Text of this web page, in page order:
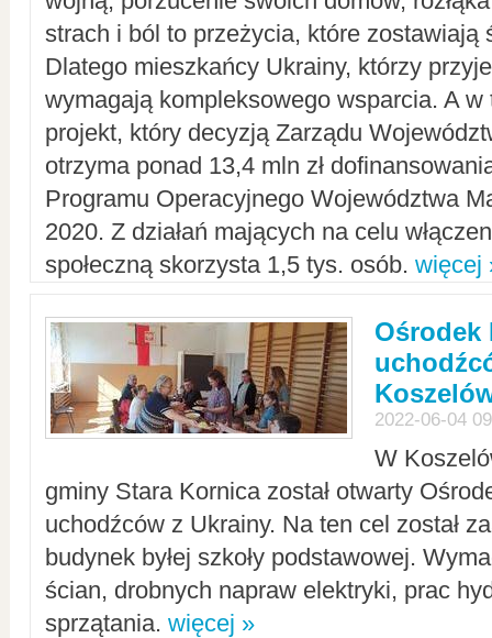
strach i ból to przeżycia, które zostawiają
Dlatego mieszkańcy Ukrainy, którzy
wymagają kompleksowego wsparcia. A w
projekt, który decyzją Zarządu
otrzyma ponad 13,4 mln zł
Programu Operacyjnego Województwa
2020. Z działań mających na celu
społeczną skorzysta 1,5 tys. osób. więcej
Ośrodek
2022-06-04
W
gminy Stara Kornica został otwarty
uchodźców z Ukrainy. Na ten cel został
budynek byłej szkoły podstawowej.
ścian, drobnych napraw elektryki, prac
sprzątania. więcej »